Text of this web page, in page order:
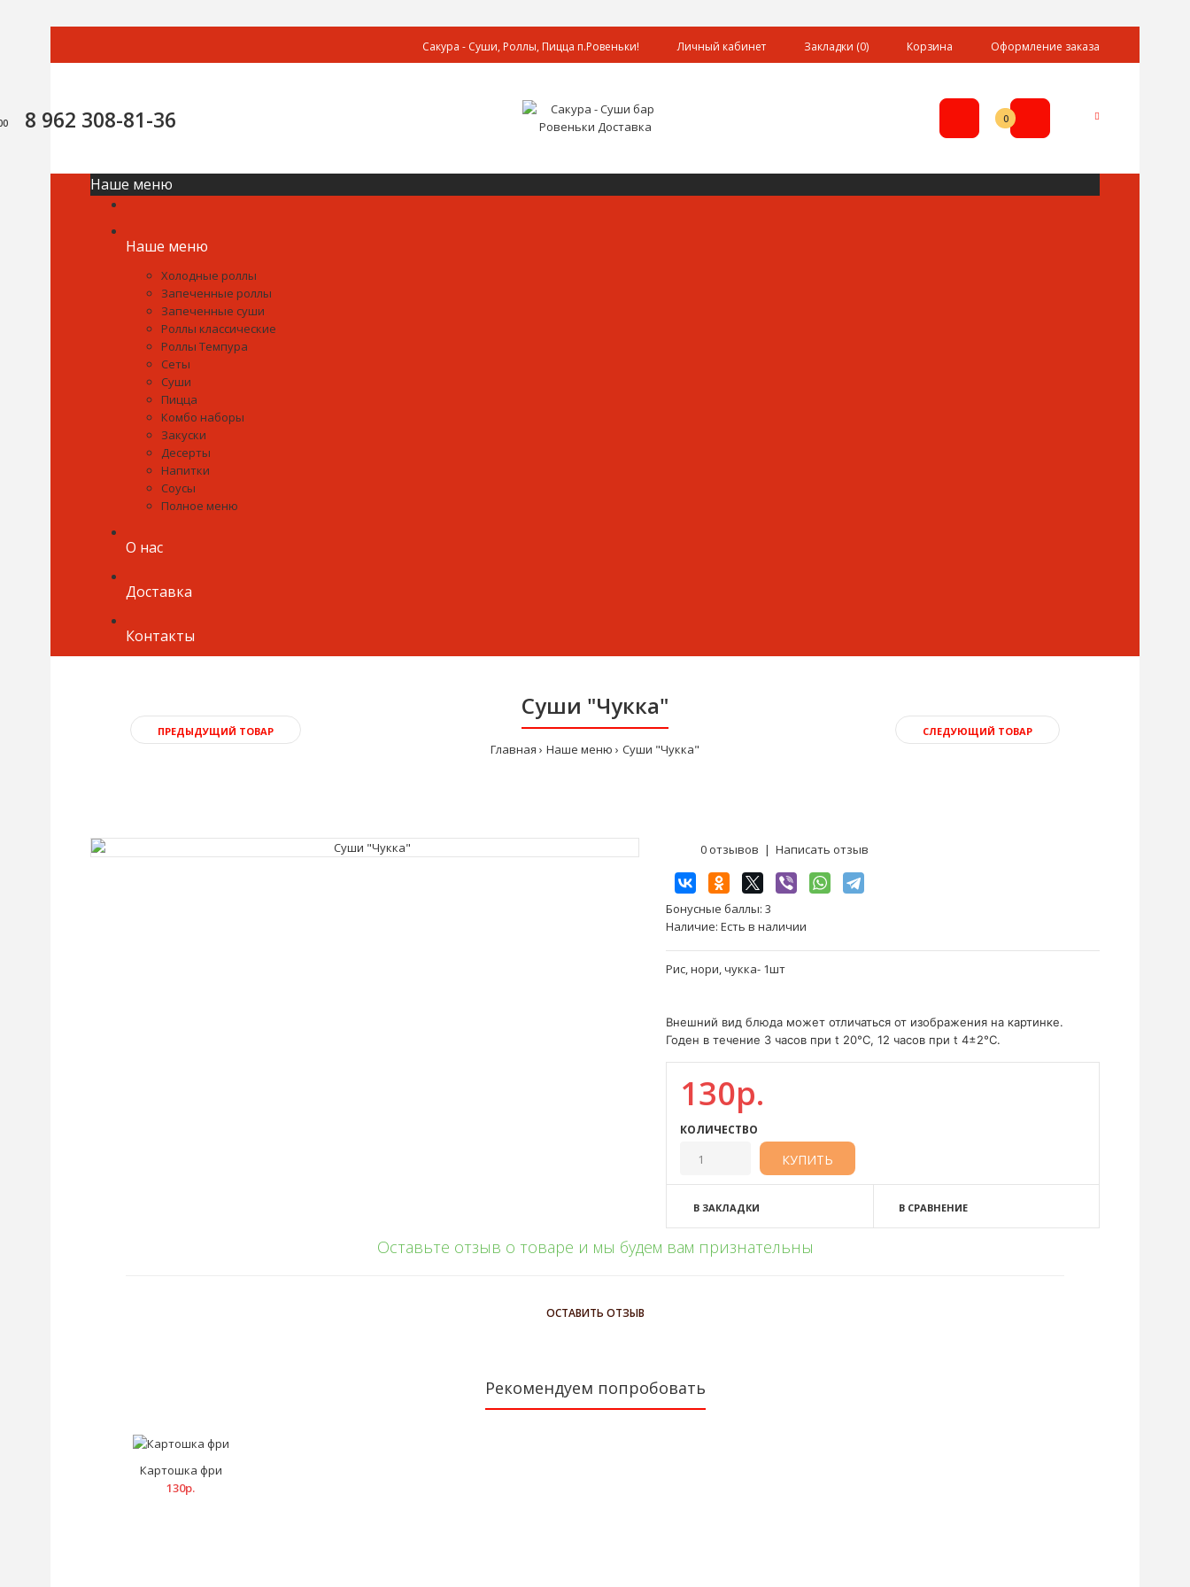
Сакура - Суши, Роллы, Пицца п.Ровеньки! Личный кабинет Закладки (0) Корзина Оформление заказа
8 962 308-81-36 0
Наше меню
Наше меню
Холодные роллы
Запеченные роллы
Запеченные суши
Роллы классические
Роллы Темпура
Сеты
Суши
Пицца
Комбо наборы
Закуски
Десерты
Напитки
Соусы
Полное меню
О нас
Доставка
Контакты
ПРЕДЫДУЩИЙ ТОВАР
Суши "Чукка"
Главная Наше меню Суши "Чукка"
СЛЕДУЮЩИЙ ТОВАР
0 отзывов | Написать отзыв
Бонусные баллы: 3
Наличие: Есть в наличии
Рис, нори, чукка- 1шт
Внешний вид блюда может отличаться от изображения на картинке.
Годен в течение 3 часов при t 20°C, 12 часов при t 4±2°C.
130р.
КОЛИЧЕСТВО
В ЗАКЛАДКИ В СРАВНЕНИЕ
Оставьте отзыв о товаре и мы будем вам признательны
ОСТАВИТЬ ОТЗЫВ
Рекомендуем попробовать
Картошка фри
130р.